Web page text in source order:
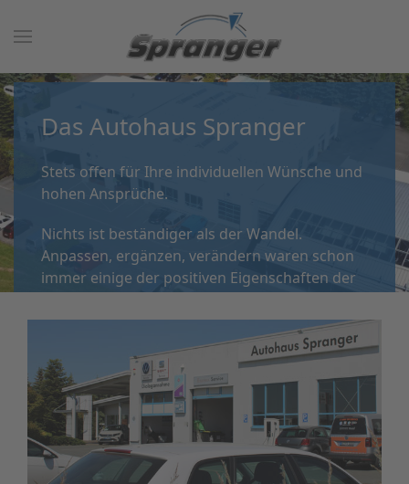
Das Autohaus Spranger
Stets offen für Ihre individuellen Wünsche und
hohen Ansprüche.
Nichts ist beständiger als der Wandel.
Anpassen, ergänzen, verändern waren schon
immer einige der positiven Eigenschaften der